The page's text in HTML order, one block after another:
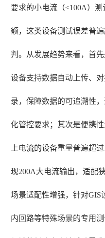
要求的小电流（<100A）
额，这类设备测试误差普
判。从发展趋势来看，首
设备支持数据自动上传、
录，保障数据的可追溯性
化管控要求；其次是便携
上电流的设备重量普遍超
现200A大电流输出，适配
场景适配性增强，针对GIS
内回路等特殊场景的专用